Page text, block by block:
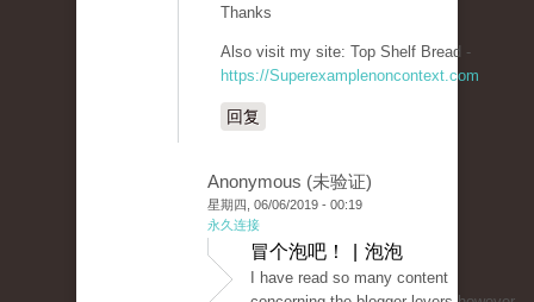
Thanks
Also visit my site: Top Shelf Bread -
https://Superexamplenoncontext.com
回复
Anonymous (未验证)
星期四, 06/06/2019 - 00:19
永久连接
冒个泡吧！ | 泡泡
I have read so many content